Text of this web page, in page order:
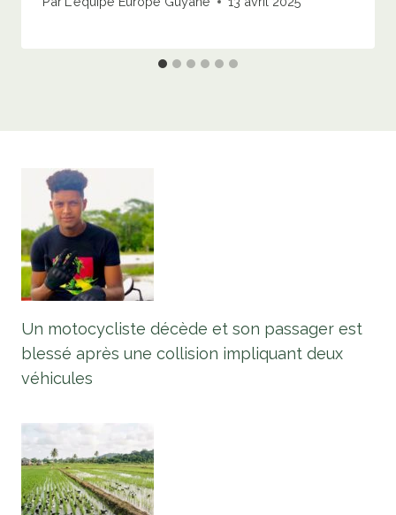
Un motocycliste décède et son passager est
blessé après une collision impliquant deux
véhicules